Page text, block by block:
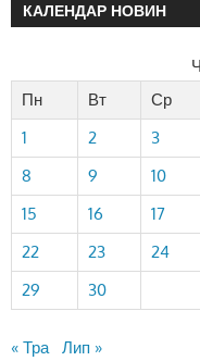
КАЛЕНДАР НОВИН
Пн
Вт Ср
1
2 3
8
9 10
15
16 17
22
23 24
29
30
« Тра Лип »